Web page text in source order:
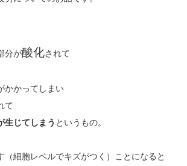
分が酸化されて
かかってしまい
て
生じてしまう というもの。
（細胞レベルでキズがつく）ことになると